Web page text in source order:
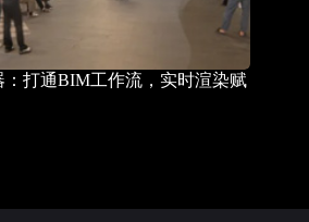
：打通BIM工作流，实时渲染赋